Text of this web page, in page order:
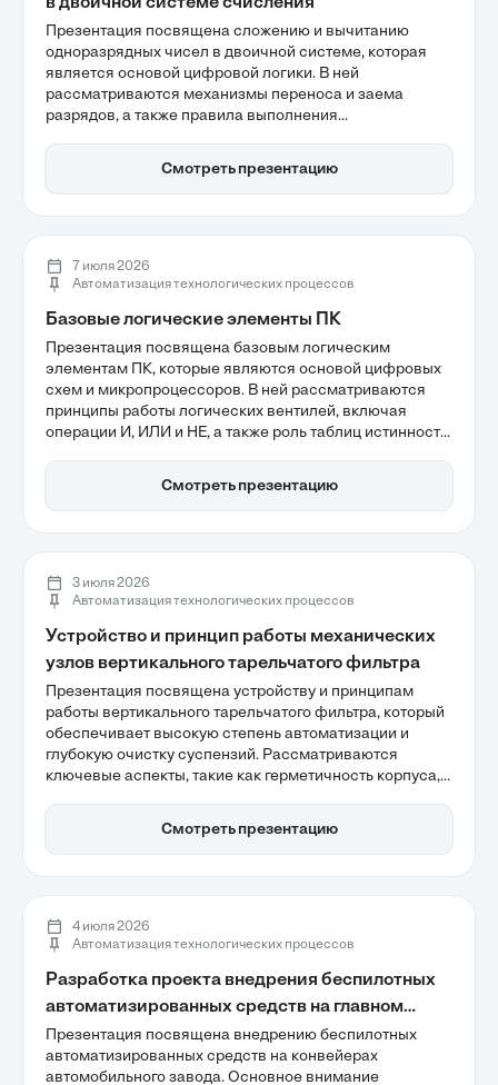
Презентация посвящена сложению и вычитанию
одноразрядных чисел в двоичной системе, которая
является основой цифровой логики. В ней
рассматриваются механизмы переноса и заема
разрядов, а также правила выполнения
принципов критично для осознания работы
современных процессоров и алгоритмов цифровых
Смотреть презентацию
7 июля 2026
Автоматизация технологических процессов
Базовые логические элементы ПК
Презентация посвящена базовым логическим
элементам ПК, которые являются основой цифровых
схем и микропроцессоров. В ней рассматриваются
принципы работы логических вентилей, включая
операции И, ИЛИ и НЕ, а также роль таблиц истинности
элементов поможет разобраться в том, как они
формируют архитектуру современных
Смотреть презентацию
3 июля 2026
Автоматизация технологических процессов
Устройство и принцип работы механических
узлов вертикального тарельчатого фильтра
Презентация посвящена устройству и принципам
работы вертикального тарельчатого фильтра, который
обеспечивает высокую степень автоматизации и
глубокую очистку суспензий. Рассматриваются
ключевые аспекты, такие как герметичность корпуса,
преимущества применения этого оборудования в
химической и нефтеперерабатывающей
Смотреть презентацию
4 июля 2026
Автоматизация технологических процессов
Разработка проекта внедрения беспилотных
автоматизированных средств на главном
конвейере автомобильного завода
Презентация посвящена внедрению беспилотных
автоматизированных средств на конвейерах
автомобильного завода. Основное внимание